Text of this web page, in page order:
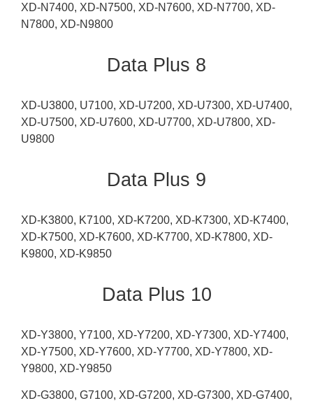
XD-N7400, XD-N7500, XD-N7600, XD-N7700, XD-
N7800, XD-N9800
Data Plus 8
XD-U3800, U7100, XD-U7200, XD-U7300, XD-U7400,
XD-U7500, XD-U7600, XD-U7700, XD-U7800, XD-
U9800
Data Plus 9
XD-K3800, K7100, XD-K7200, XD-K7300, XD-K7400,
XD-K7500, XD-K7600, XD-K7700, XD-K7800, XD-
K9800, XD-K9850
Data Plus 10
XD-Y3800, Y7100, XD-Y7200, XD-Y7300, XD-Y7400,
XD-Y7500, XD-Y7600, XD-Y7700, XD-Y7800, XD-
Y9800, XD-Y9850
XD-G3800, G7100, XD-G7200, XD-G7300, XD-G7400,